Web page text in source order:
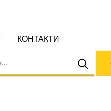
КОНТАКТИ